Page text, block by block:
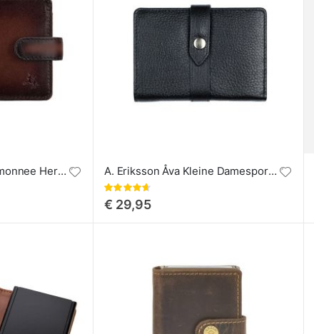
Visconti Leren Portemonnee Heren Henry A. Eriksson Åva Kleine Damesportemonnee
Waardering:
€ 29,95